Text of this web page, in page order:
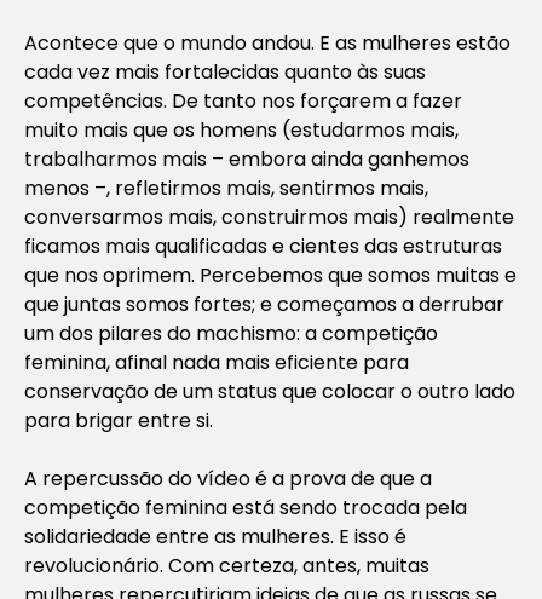
Acontece que o mundo andou. E as mulheres estão
cada vez mais fortalecidas quanto às suas
competências. De tanto nos forçarem a fazer
muito mais que os homens (estudarmos mais,
trabalharmos mais – embora ainda ganhemos
menos –, refletirmos mais, sentirmos mais,
conversarmos mais, construirmos mais) realmente
ficamos mais qualificadas e cientes das estruturas
que nos oprimem. Percebemos que somos muitas e
que juntas somos fortes; e começamos a derrubar
um dos pilares do machismo: a competição
feminina, afinal nada mais eficiente para
conservação de um status que colocar o outro lado
para brigar entre si.
A repercussão do vídeo é a prova de que a
competição feminina está sendo trocada pela
solidariedade entre as mulheres. E isso é
revolucionário. Com certeza, antes, muitas